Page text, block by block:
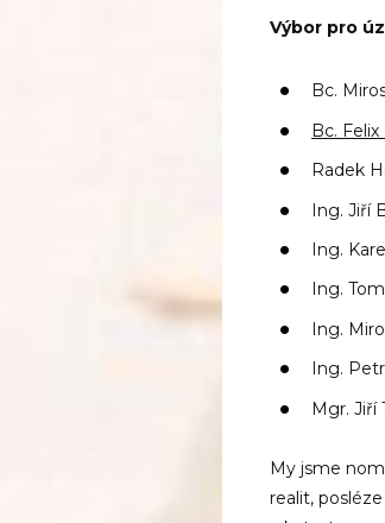
Výbor pro
Bc.
Bc.
Radek
Ing. Jiří
Ing.
Ing.
Ing.
Ing.
Mgr. Jiří
My jsme
realit,